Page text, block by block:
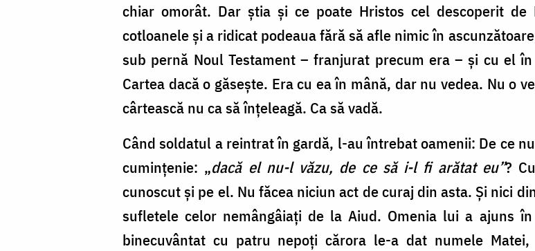
chiar omorât. Dar știa și ce poate Hristos cel descoperit
cotloanele și a ridicat podeaua fără să afle nimic în
sub pernă Noul Testament – franjurat precum era – și cu el
Cartea dacă o găsește. Era cu ea în mână, dar nu vedea. Nu o
cârtească nu ca să înțeleagă. Ca să vadă.
Când soldatul a reintrat în gardă, l-au întrebat oamenii: De ce
cumințenie: „dacă el nu-l văzu, de ce să i-l fi arătat eu”?
cunoscut și pe el. Nu făcea niciun act de curaj din asta. Și nici
sufletele celor nemângâiați de la Aiud. Omenia lui a ajuns
binecuvântat cu patru nepoți cărora le-a dat numele